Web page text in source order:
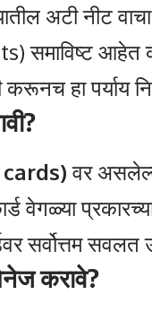
अटी नीट
समाविष्ट आहेत
हा पर्याय
वर
वेगळ्या
सर्वोत्तम
करावे?